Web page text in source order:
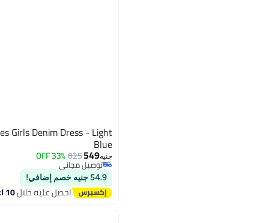
3
Girls Denim Dress - Light
Blue
جنيه549
825
33% OFF
توصيل مجاني
توصيل مجاني
54.9 جنيه خصم إضافي!
احصل عليه خلال10 اغسطس